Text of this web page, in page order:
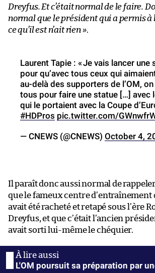
Dreyfus. Et c’était normal de le faire.
normal que le président qui a permis à
ce qu’il est n’ait rien ».
Laurent Tapie : « Je vais lancer
pour qu’avec tous ceux qui
au-delà des supporters de l’OM,
tous pour faire une statue […] avec
qui le portaient avec la Coupe
#HDPros pic.twitter.com/
— CNEWS (@CNEWS) October 4,
Il paraît donc aussi normal de
que le fameux centre d’entraînement
avait été racheté et retapé sous l’ère
Dreyfus, et que c’était l’ancien
avait sorti lui-même le chéquier.
L'OM poursuit sa préparation par